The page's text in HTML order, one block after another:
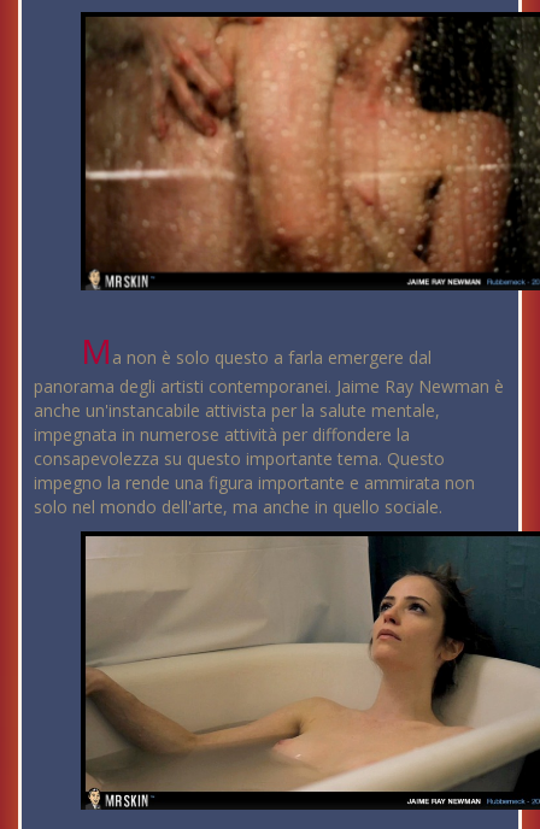
M a non è solo questo a farla emergere dal
panorama degli artisti contemporanei. Jaime Ray Newman è
anche un'instancabile attivista per la salute mentale,
impegnata in numerose attività per diffondere la
consapevolezza su questo importante tema. Questo
impegno la rende una figura importante e ammirata non
solo nel mondo dell'arte, ma anche in quello sociale.